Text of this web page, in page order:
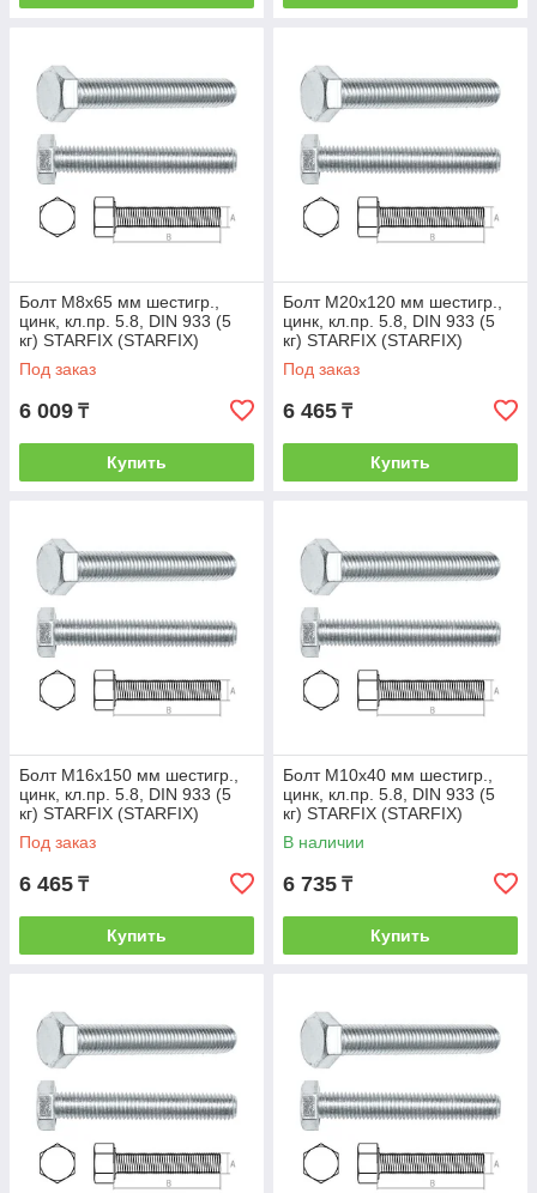
Болт М8х65 мм шестигр.,
цинк, кл.пр. 5.8, DIN 933 (5
кг) STARFIX (STARFIX)
(SMV1-15518-5)
Под заказ
6 009 ₸
Купить
Болт М20х120 мм шестигр.,
цинк, кл.пр. 5.8, DIN 933 (5
кг) STARFIX (STARFIX)
(SMV1-27573-5)
Под заказ
6 465 ₸
Купить
Болт М16х150 мм шестигр.,
цинк, кл.пр. 5.8, DIN 933 (5
кг) STARFIX (STARFIX)
(SMV1-23603-5)
Под заказ
6 465 ₸
Купить
Болт М10х40 мм шестигр.,
цинк, кл.пр. 5.8, DIN 933 (5
кг) STARFIX (STARFIX)
(SMV1-17493-5)
В наличии
6 735 ₸
Купить